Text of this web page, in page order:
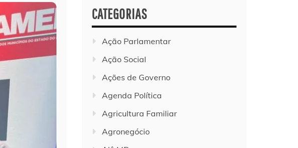
CATEGORIAS
Ação Parlamentar
Ação Social
Ações de Governo
Agenda Política
Agricultura Familiar
Agronegócio